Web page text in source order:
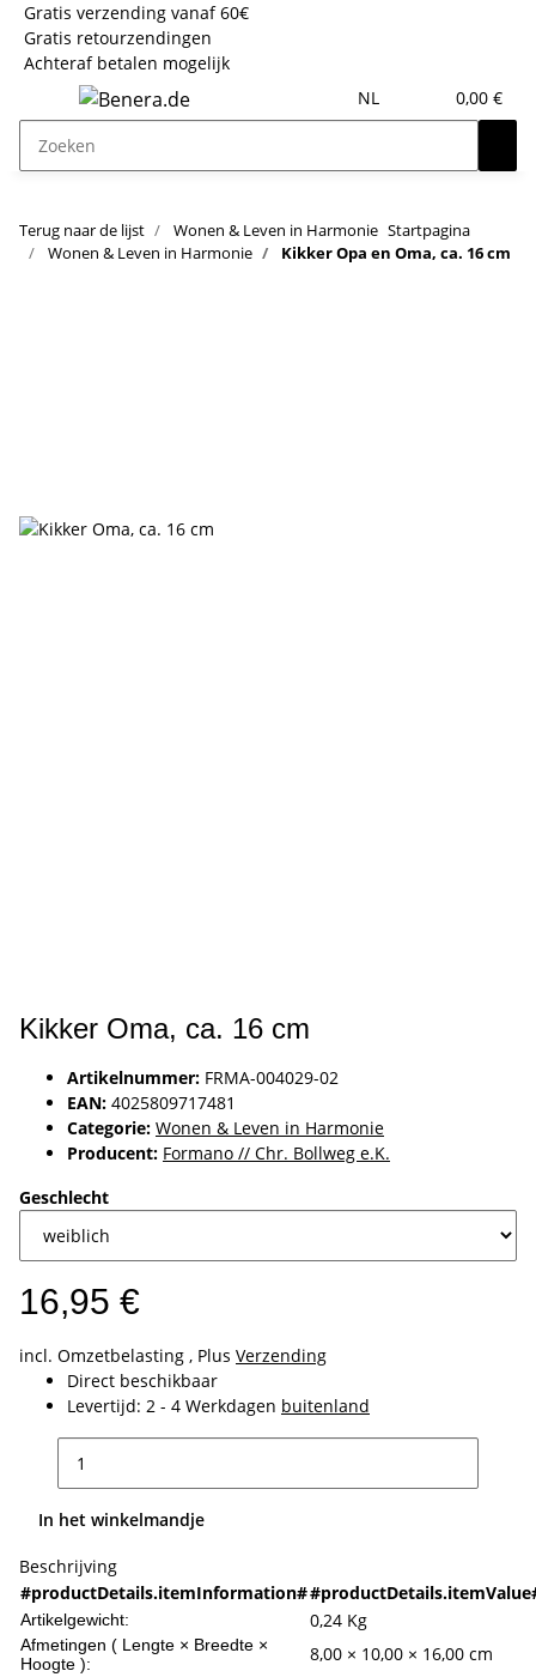
Gratis verzending vanaf 60€
Gratis retourzendingen
Achteraf betalen mogelijk
NL
0,00 €
Terug naar de lijst Wonen & Leven in Harmonie Startpagina
Wonen & Leven in Harmonie
Kikker Opa en Oma, ca. 16 cm
Kikker Oma, ca. 16 cm
Artikelnummer: FRMA-004029-02
EAN: 4025809717481
Categorie: Wonen & Leven in Harmonie
Producent: Formano // Chr. Bollweg e.K.
Geschlecht
16,95 €
incl. Omzetbelasting , Plus Verzending
Direct beschikbaar
Levertijd: 2 - 4 Werkdagen buitenland
In het winkelmandje
Beschrijving
#productDetails.itemInformation#
Artikelgewicht: 0,24 Kg
Afmetingen ( Lengte × Breedte ×
Hoogte ):
8,00 × 10,00 × 16,00 cm